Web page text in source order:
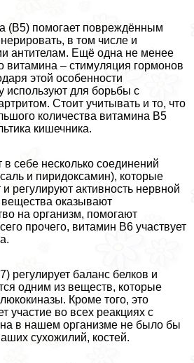
(В5) помогает повреждённым
в том числе и
антителам. Ещё одна не менее
витамина – стимуляция гормонов
этой особенности
используют для борьбы с
Стоит учитывать и то, что
количества витамина В5
кишечника.
себе несколько соединений
и пиридоксамин), которые
регулируют активность нервной
оказывают
на организм, помогают
прочего, витамин В6 участвует
регулирует баланс белков и
одним из веществ, которые
Кроме того, это
участие во всех реакциях с
в нашем организме не было бы
сухожилий, костей.